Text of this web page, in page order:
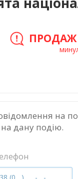
на
дану подію.